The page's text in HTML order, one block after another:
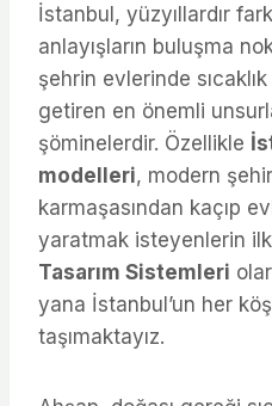
İstanbul, yüzyıllardır
anlayışların buluşma
şehrin evlerinde
getiren en önemli
şöminelerdir. Özellikle
modelleri, modern
karmaşasından kaçıp
yaratmak isteyenlerin
Tasarım Sistemleri
yana İstanbul’un her
taşımaktayız.